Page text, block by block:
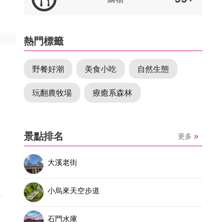
熱門標籤
野餐好潮 美食小吃 自然生態
玩翻農牧場 療癒系森林
景點排名 更多
大溪老街
小烏來天空步道
石門水庫